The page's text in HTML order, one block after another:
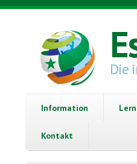
Direkt zum Inhalt
Die
Information
Kontakt